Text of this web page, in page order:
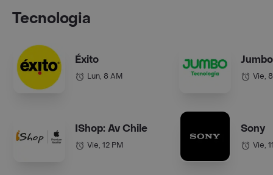
Tecnologia
Éxito
Lun, 8 AM
IShop: Av Chile
Vie, 12 PM
Jumbo
Vie,
Sony
Vie,